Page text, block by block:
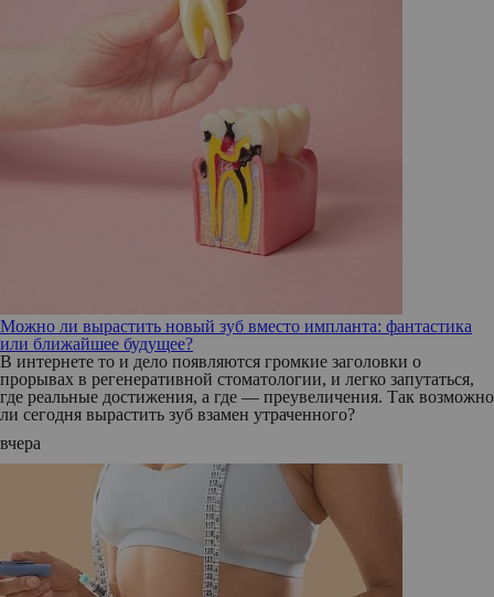
Можно ли вырастить новый зуб вместо импланта: фантастика
или ближайшее будущее?
В интернете то и дело появляются громкие заголовки о
прорывах в регенеративной стоматологии, и легко запутаться,
где реальные достижения, а где — преувеличения. Так возможно
ли сегодня вырастить зуб взамен утраченного?
вчера